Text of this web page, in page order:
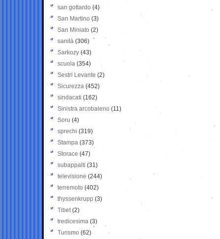
san gottardo (4)
San Martino (3)
San Miniato (2)
sanità (306)
Sarkozy (43)
scuola (354)
Sestri Levante (2)
Sicurezza (452)
sindacati (162)
Sinistra arcobaleno (11)
Soru (4)
sprechi (319)
Stampa (373)
Storace (47)
subappalti (31)
televisione(244)
terremoto (402)
thyssenkrupp (3)
Tibet(2)
tredicesima (3)
Turismo (62)